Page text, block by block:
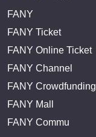
FANY
FANY Ticket
FANY Online Ticket
FANY Channel
FANY Crowdfunding
FANY Mall
FANY Commu